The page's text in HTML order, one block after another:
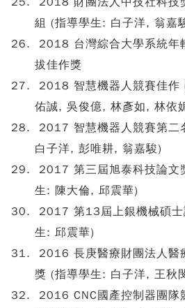
組 (指導學生: 白子洋, 翁
2018 台灣綜合大學系統年
拔佳作獎
2018 智慧機器人競賽佳作
佑誠, 吳俊億, 林彥如, 林依
2017 智慧機器人競賽第二
白子洋, 彭唯耕, 翁嘉駿)
2017 第三屆旭泰科技論文
生: 陳大倫, 邱震華)
2017 第13屆上銀機械碩
生: 邱震華)
2016 長庚醫療財團法人醫
獎 (指導學生: 白子洋, 王秋
2016 CNC國產控制器團隊